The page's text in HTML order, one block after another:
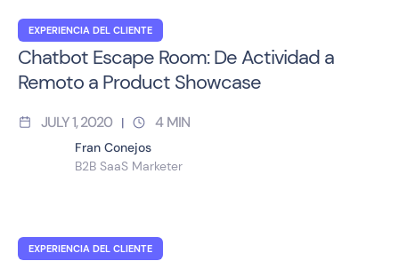
EXPERIENCIA DEL CLIENTE
Chatbot Escape Room: De Actividad a
Remoto a Product Showcase
JULY 1, 2020 | 4 MIN
Fran Conejos
B2B SaaS Marketer
EXPERIENCIA DEL CLIENTE